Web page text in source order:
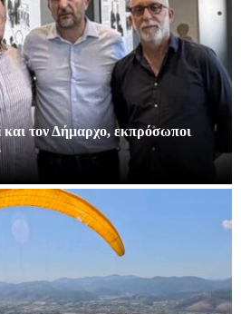
τον Δήμαρχο, εκπρόσωποι